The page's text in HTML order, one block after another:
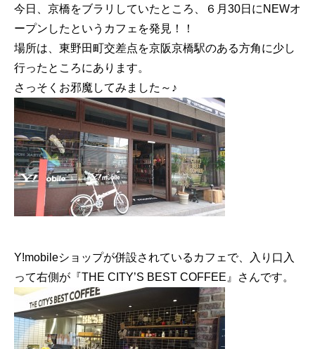
今日、京橋をブラリしていたところ、６月30日にNEWオ
ープンしたというカフェを発見！！
場所は、東野田町交差点を京阪京橋駅のある方角に少し
行ったところにあります。
さっそくお邪魔してみました～♪
Y!mobileショップが併設されているカフェで、入り口入
って右側が『THE CITY’S BEST COFFEE』さんです。